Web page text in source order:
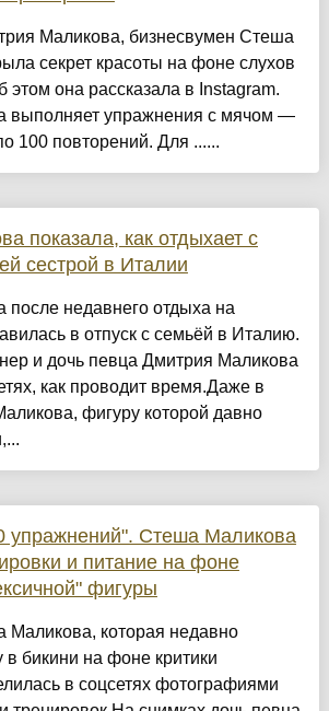
Маликова, бизнесвумен Стеша
секрет красоты на фоне слухов
этом она рассказала в Instagram.
выполняет упражнения с мячом —
100 повторений. Для ......
показала, как отдыхает с
сестрой в Италии
недавнего отдыха на
в отпуск с семьёй в Италию.
и дочь певца Дмитрия Маликова
как проводит время.Даже в
фигуру которой давно
упражнений". Стеша Маликова
и питание на фоне
фигуры
Маликова, которая недавно
в бикини на фоне критики
в соцсетях фотографиями